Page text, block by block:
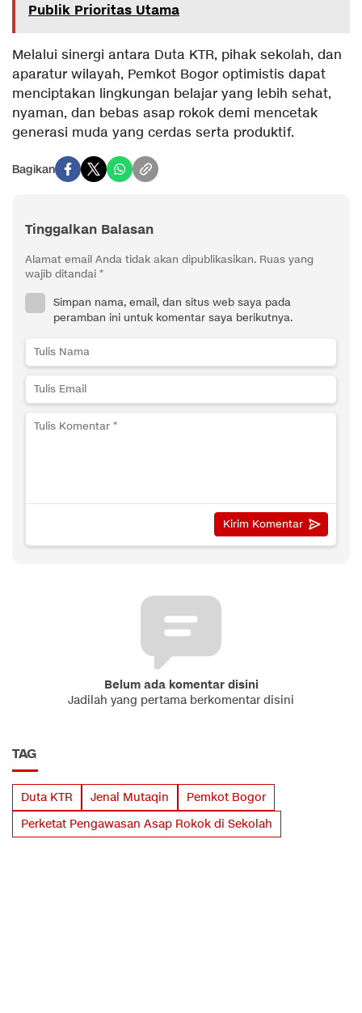
Publik Prioritas Utama
Melalui sinergi antara Duta KTR, pihak sekolah, dan
aparatur wilayah, Pemkot Bogor optimistis dapat
menciptakan lingkungan belajar yang lebih sehat,
nyaman, dan bebas asap rokok demi mencetak
generasi muda yang cerdas serta produktif.
Bagikan
Tinggalkan Balasan
Alamat email Anda tidak akan dipublikasikan. Ruas yang
wajib ditandai *
Simpan nama, email, dan situs web saya pada
peramban ini untuk komentar saya berikutnya.
Belum ada komentar disini
Jadilah yang pertama berkomentar disini
TAG
Duta KTR Jenal Mutaqin
Pemkot Bogor
Perketat Pengawasan Asap Rokok di Sekolah